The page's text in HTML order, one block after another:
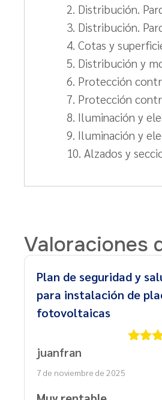
2. Distribución.
3. Distribución.
4. Cotas y
5. Distribución y
6. Protección
7. Protección
8. Iluminación y
9. Iluminación y
10. Alzados y
Valoraciones
Plan de seguridad y
para instalación de
fotovoltaicas
juanfran
7 de noviembre de 2025